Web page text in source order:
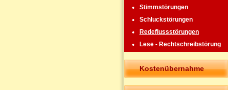
Stimmstörungen
Schluckstörungen
Redeflussstörungen
Lese - Rechtschreibstörung
Kostenübernahme